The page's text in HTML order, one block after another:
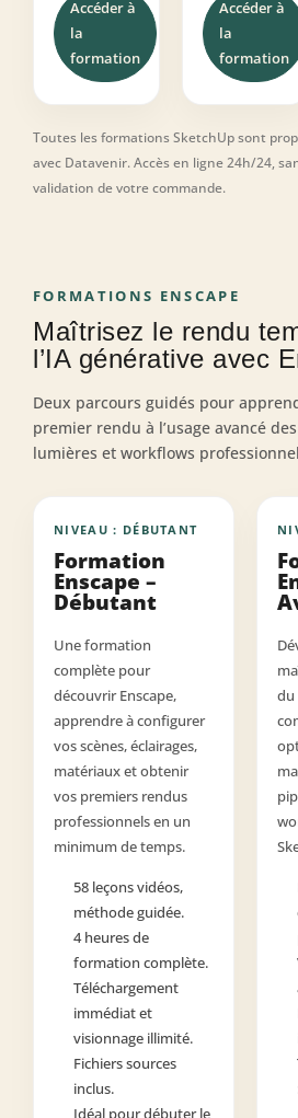
Accéder à
la
formation
Accéder à
la
formation
Toutes les formations SketchUp sont
avec Datavenir. Accès en ligne 24h/24,
validation de votre commande.
FORMATIONS ENSCAPE
Maîtrisez le rendu
l’IA générative avec
Deux parcours guidés pour
premier rendu à l’usage avancé
lumières et workflows
NIVEAU : DÉBUTANT
Formation
Enscape –
Débutant
Une formation
complète pour
découvrir Enscape,
apprendre à configurer
vos scènes, éclairages,
matériaux et obtenir
vos premiers rendus
professionnels en un
minimum de temps.
58 leçons vidéos,
méthode guidée.
4 heures de
formation complète.
Téléchargement
immédiat et
visionnage illimité.
Fichiers sources
inclus.
Idéal pour débuter le
du